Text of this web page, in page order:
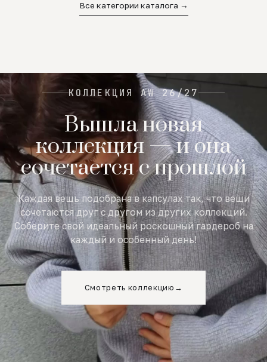
Все категории каталога →
КОЛЛЕКЦИЯ AW 26/27
Вышла новая
коллекция — и она
сочетается с прошлой
Каждая вещь подобрана в капсулах так, что вещи
сочетаются друг с другом из других коллекций.
Соберите свой идеальный роскошный гардероб на
каждый и особенный день!
Смотреть коллекцию →